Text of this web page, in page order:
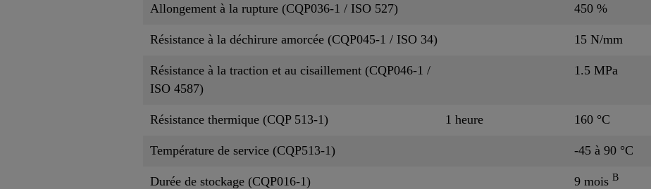
Allongement à la rupture (CQP036-1 / ISO 527) 450 %
Résistance à la déchirure amorcée (CQP045-1 / ISO 34) 15 N/mm
Résistance à la traction et au cisaillement (CQP046-1 /
ISO 4587)
1.5 MPa
Résistance thermique (CQP 513-1) 1 heure 160 °C
Température de service (CQP513-1) -45 à 90 °C
Durée de stockage (CQP016-1) 9 mois B